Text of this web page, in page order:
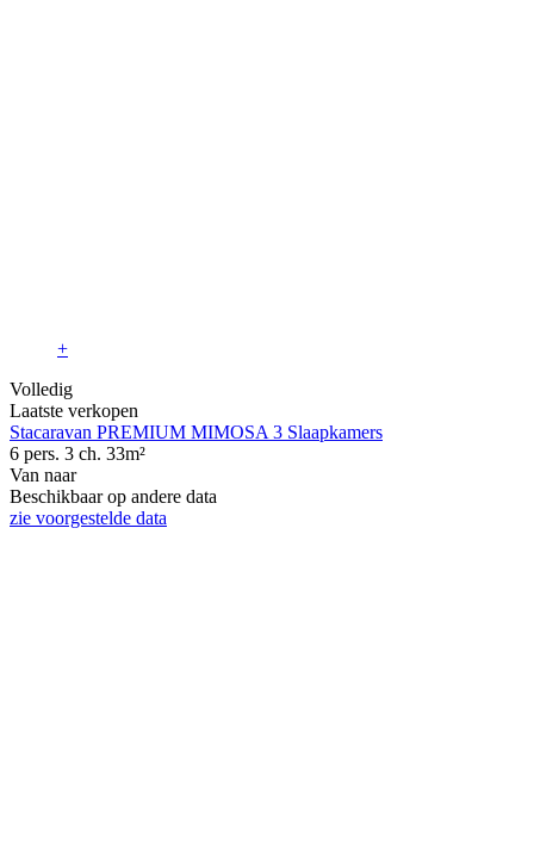
+
Volledig
Laatste verkopen
Stacaravan PREMIUM MIMOSA 3 Slaapkamers
6 pers. 3 ch. 33m²
Van naar
Beschikbaar op andere data
zie voorgestelde data